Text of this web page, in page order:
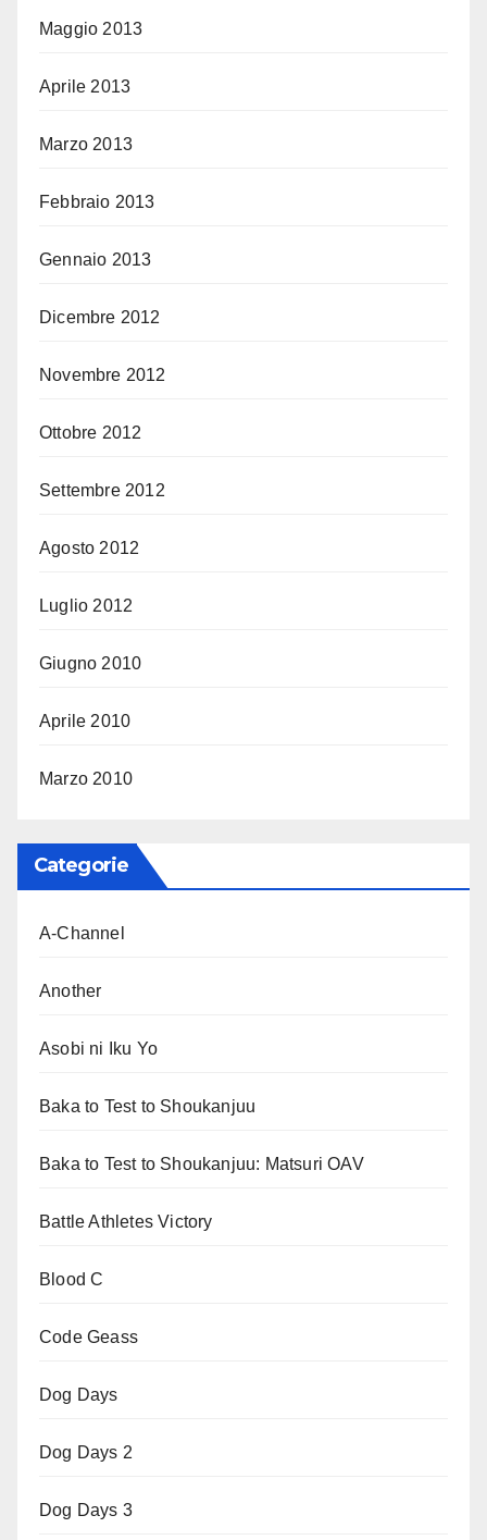
Maggio 2013
Aprile 2013
Marzo 2013
Febbraio 2013
Gennaio 2013
Dicembre 2012
Novembre 2012
Ottobre 2012
Settembre 2012
Agosto 2012
Luglio 2012
Giugno 2010
Aprile 2010
Marzo 2010
Categorie
A-Channel
Another
Asobi ni Iku Yo
Baka to Test to Shoukanjuu
Baka to Test to Shoukanjuu: Matsuri OAV
Battle Athletes Victory
Blood C
Code Geass
Dog Days
Dog Days 2
Dog Days 3